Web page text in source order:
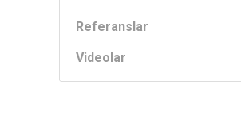
Referanslar
Videolar